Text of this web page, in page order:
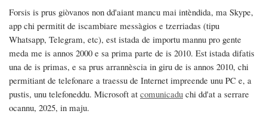
Forsis is prus giòvanos non dd'aiant mancu mai intèndida, ma Skype,
app chi permitit de iscambiare messàgios e tzerriadas (tipu
Whatsapp, Telegram, etc), est istada de importu mannu pro gente
meda me is annos 2000 e sa prima parte de is 2010. Est istada difatis
una de is primas, e sa prus arrannèscia in giru de is annos 2010, chi
permitiant de telefonare a traessu de Internet impreende unu PC e, a
pustis, unu telefoneddu. Microsoft at comunicadu chi dd'at a serrare
ocannu, 2025, in maju.